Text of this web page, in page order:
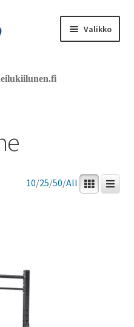
Valikko
10/25/50/All